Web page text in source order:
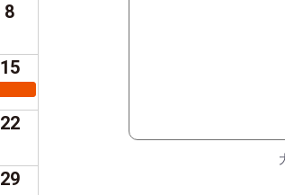
8
15
22
29